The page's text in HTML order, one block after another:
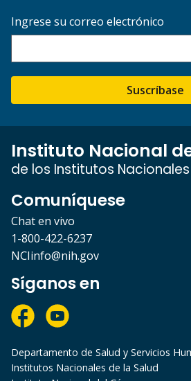
Ingrese su correo electrónico
Suscríbase
Instituto Nacional
de los Institutos
Comuníquese
Chat en vivo
1-800-422-6237
NCIinfo@nih.gov
Síganos en
Departamento de Salud y Servicios
Institutos Nacionales de la Salud